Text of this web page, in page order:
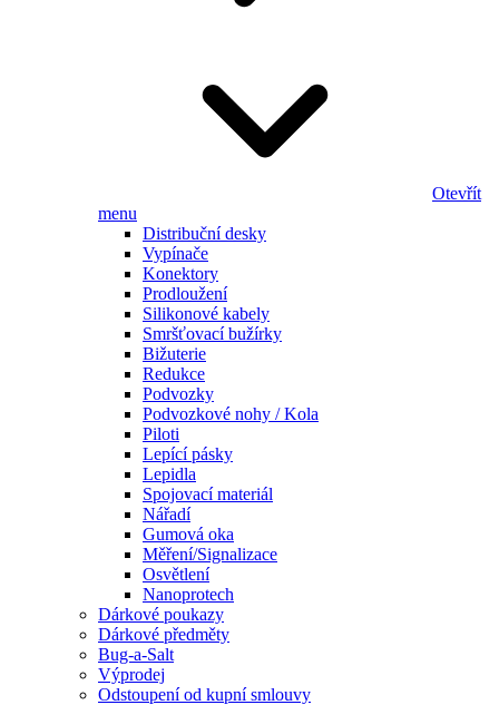
Otevřít
menu
Distribuční desky
Vypínače
Konektory
Prodloužení
Silikonové kabely
Smršťovací bužírky
Bižuterie
Redukce
Podvozky
Podvozkové nohy / Kola
Piloti
Lepící pásky
Lepidla
Spojovací materiál
Nářadí
Gumová oka
Měření/Signalizace
Osvětlení
Nanoprotech
Dárkové poukazy
Dárkové předměty
Bug-a-Salt
Výprodej
Odstoupení od kupní smlouvy